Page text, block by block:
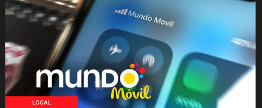
LOCAL